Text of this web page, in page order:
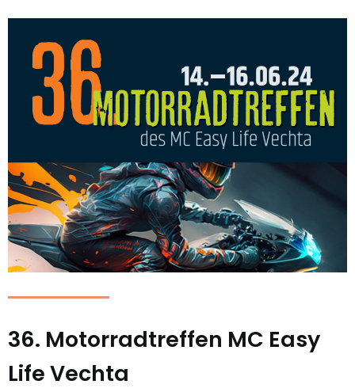
36. Motorradtreffen MC Easy
Life Vechta